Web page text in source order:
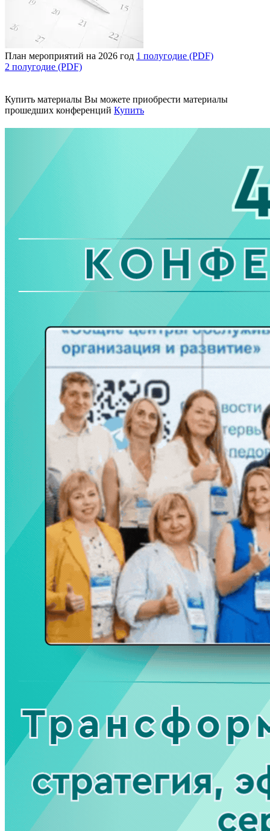
План мероприятий на 2026 год 1 полугодие (PDF)
2 полугодие (PDF)
Купить материалы Вы можете приобрести материалы
прошедших конференций Купить